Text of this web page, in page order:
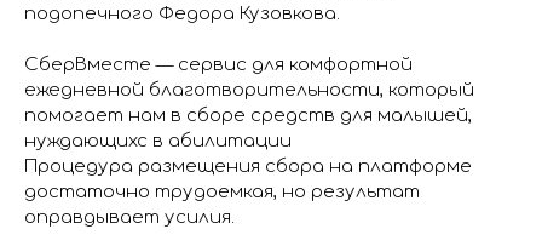
подопечного Федора Кузовкова.
СберВместе — сервис для комфортной
ежедневной благотворительности, который
помогает нам в сборе средств для малышей,
нуждающихс в абилитации
Процедура размещения сбора на платформе
достаточно трудоемкая, но результат
оправдывает усилия.